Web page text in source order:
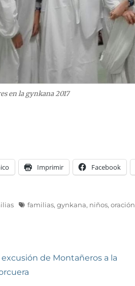
en la gynkana 2017
Imprimir Facebook
Etiquetas
familias, gynkana, niños, oración
de Montañeros a la